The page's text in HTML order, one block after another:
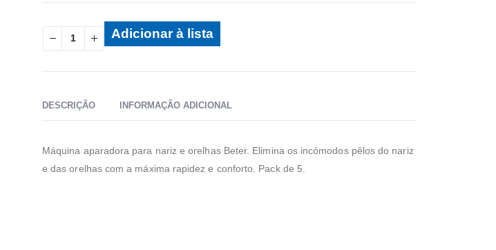
Adicionar à lista
DESCRIÇÃO INFORMAÇÃO ADICIONAL
Máquina aparadora para nariz e orelhas Beter. Elimina os incómodos pêlos do nariz
e das orelhas com a máxima rapidez e conforto. Pack de 5.